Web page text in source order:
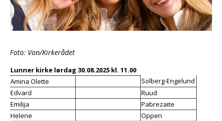
Foto: Von/Kirkerådet
Lunner kirke lørdag 30.08.2025 kl. 11.00
Amina Olette
Solberg-Engelund
Edvard
Ruud
Emilija
Pabrezaite
Helene
Oppen